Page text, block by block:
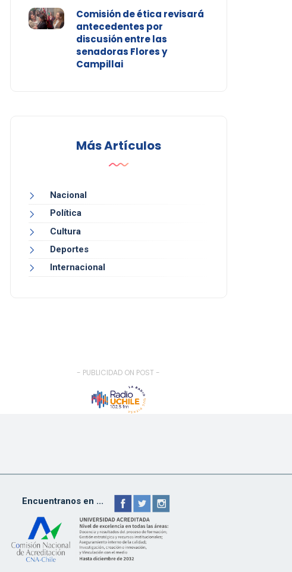
Comisión de ética revisará
antecedentes por
discusión entre las
senadoras Flores y
Campillai
Más Artículos
Nacional
Política
Cultura
Deportes
Internacional
- PUBLICIDAD ON POST -
Encuentranos en ...